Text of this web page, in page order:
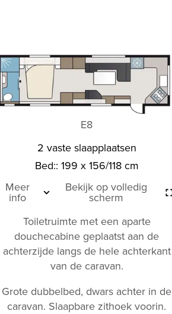
E8
2 vaste slaapplaatsen
Bed:: 199 x 156/118 cm
Meer
info
Bekijk op volledig
scherm
Toiletruimte met een aparte
douchecabine geplaatst aan de
achterzijde langs de hele achterkant
van de caravan.
Grote dubbelbed, dwars achter in de
caravan. Slaapbare zithoek voorin.